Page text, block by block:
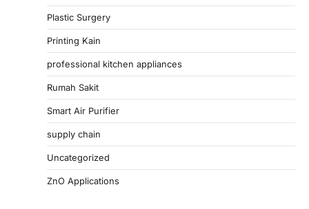
Plastic Surgery
Printing Kain
professional kitchen appliances
Rumah Sakit
Smart Air Purifier
supply chain
Uncategorized
ZnO Applications